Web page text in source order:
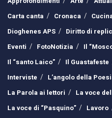
Carta canta
Cronaca
Dioghenes APS
Diritto di
Eventi
FotoNotizia
Il
Il “santo Laico”
Il Guastafeste
Interviste
L’angolo della
La Parola ai lettori
La voce
La voce di “Pasquino”
Lavoro